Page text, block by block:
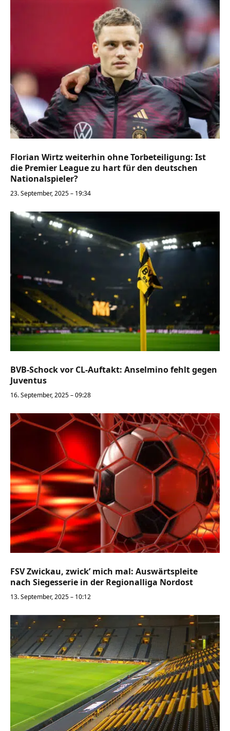
Florian Wirtz weiterhin ohne Torbeteiligung: Ist
die Premier League zu hart für den deutschen
Nationalspieler?
23. September, 2025 – 19:34
BVB-Schock vor CL-Auftakt: Anselmino fehlt gegen
Juventus
16. September, 2025 – 09:28
FSV Zwickau, zwick’ mich mal: Auswärtspleite
nach Siegesserie in der Regionalliga Nordost
13. September, 2025 – 10:12